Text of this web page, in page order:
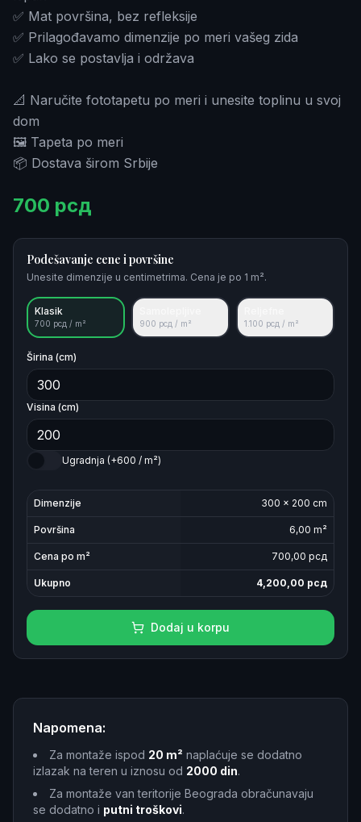
✅ Mat površina, bez refleksije
✅ Prilagođavamo dimenzije po meri vašeg zida
✅ Lako se postavlja i održava
📐 Naručite fototapetu po meri i unesite toplinu u svoj
dom
🖼️ Tapeta po meri
📦 Dostava širom Srbije
700 рсд
Podešavanje cene i površine
Unesite dimenzije u centimetrima. Cena je po 1 m².
Klasik
700 рсд / m² 900 рсд / m² 1.100 рсд / m²
Širina (cm)
Visina (cm)
Ugradnja (+600 / m²)
Dimenzije 300 × 200 cm
Površina 6,00 m²
Cena po m² 700,00 рсд
Ukupno 4,200,00 рсд
Dodaj u korpu
Napomena:
Za montaže ispod 20 m² naplaćuje se dodatno
izlazak na teren u iznosu od 2000 din.
Za montaže van teritorije Beograda obračunavaju
se dodatno i putni troškovi.